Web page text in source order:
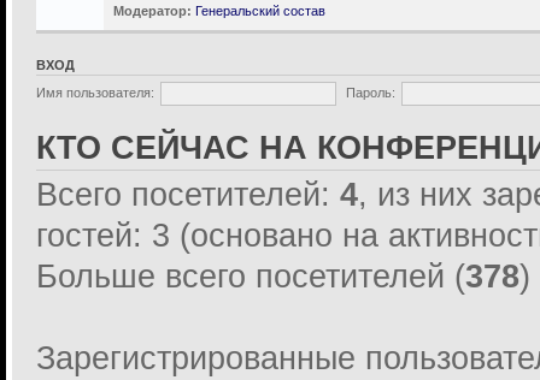
Модератор: Генеральский состав
ВХОД
Имя пользователя:
Пароль:
КТО СЕЙЧАС НА
Всего посетителей: 4, из них
гостей: 3 (основано на
Больше всего посетителей (378)
Зарегистрированные